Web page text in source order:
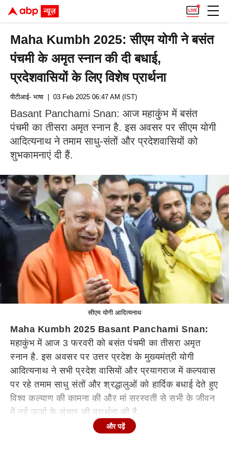
Maha Kumbh 2025: सीएम योगी ने बसंत
पंचमी के अमृत स्नान की दी बधाई,
प्रदेशवासियों के लिए विशेष प्रार्थना
पीटीआई- भाषा | 03 Feb 2025 06:47 AM (IST)
Basant Panchami Snan: आज महाकु्ंभ में बसंत
पंचमी का तीसरा अमृत स्नान है. इस अवसर पर सीएम योगी
आदित्यनाथ ने तमाम साधु-संतों और प्रदेशवासियों को
शुभकामनाएं दी हैं.
सीएम योगी आदित्यनाथ
Maha Kumbh 2025 Basant Panchami Snan:
महाकुंभ में आज 3 फरवरी को बसंत पंचमी का तीसरा अमृत
स्नान है. इस अवसर पर उत्तर प्रदेश के मुख्यमंत्री योगी
आदित्यनाथ ने सभी प्रदेश वासियों और प्रयागराज में कल्पवास
पर रहे तमाम साधु संतों और श्रद्धालुओं को हार्दिक बधाई देते हुए
विश्व कल्याण की कामना की और मां सरस्वती से सभी के जीवन
में नई ऊर्जा के संचार की प्रार्थना की है.
सीएम योगी ने अपने अधिकारिक सोशल मीडिया अकाउंट एक्स
और पढ़ें